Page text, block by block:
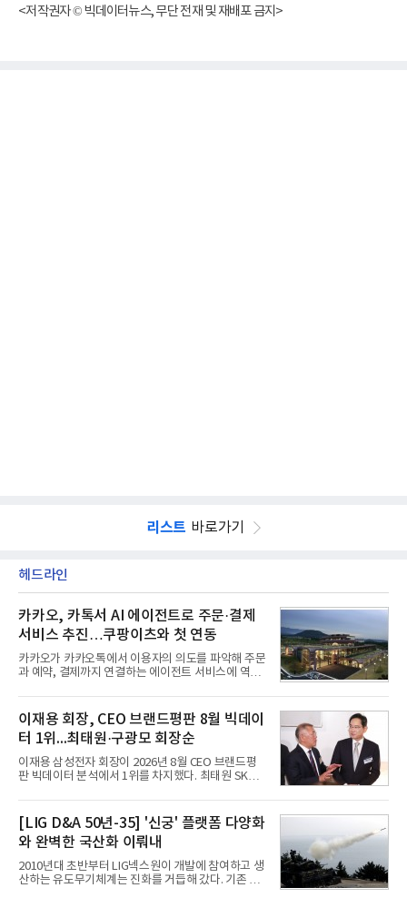
<저작권자 © 빅데이터뉴스, 무단 전재 및 재배포 금지>
리스트 바로가기
헤드라인
카카오, 카톡서 AI 에이전트로 주문·결제
서비스 추진…쿠팡이츠와 첫 연동
카카오가 카카오톡에서 이용자의 의도를 파악해 주문
과 예약, 결제까지 연결하는 에이전트 서비스에 역량
행 등으로 적용 범위를 넓혀 AI를 새로운 톡비즈 성장
축으로 만들겠다는 구상이다.정신아 카카오 대표는 6
일 열린 2분기 실적 발표 컨퍼런스콜에서 "AI는 톡비
즈 성장 재점화의 핵심이자 주요 매출원으로 자리 잡
을 것"이라며 이같은 AI 사업 전략을 공개했다. 카카
오는 이날 함께 발표한 2분기 연결 매출이 전년 동기
대비 9% 증가한 2조985억원, 영업이익은 36% 늘어
17% 증가하
이재용 회장, CEO 브랜드평판 8월 빅데이
터 1위...최태원·구광모 회장순
이재용 삼성전자 회장이 2026년 8월 CEO 브랜드평
판 빅데이터 분석에서 1위를 차지했다. 최태원 SK그
국기업평판연구소(소장 구창환)는 빅데이터뉴스와
함께 60명의 CEO 브랜드를 대상으로 2026년 7월 6
일부터 8월 6일까지 수집된 소비자 빅데이터
7,395,735건을 분석한 결과, 삼성 이재용 회장이 브
랜드평판지수 1,984,715를 기록하며 8월 1위에 올랐
다고 밝혔다. 분석에 활용된 빅데이터는 지난 7월
(14,233,797건) 대비 48.04% 감소한 수치다.8월
[LIG D&A 50년-35] '신궁' 플랫폼 다양화
와 완벽한 국산화 이뤄내
2010년대 초반부터 LIG넥스원이 개발에 참여하고 생
산하는 유도무기체계는 진화를 거듭해 갔다. 기존 무